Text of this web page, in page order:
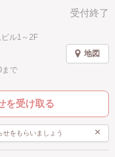
受付終了
ル1～2F
まで
地図
を受け取る
をもらいましょう ×